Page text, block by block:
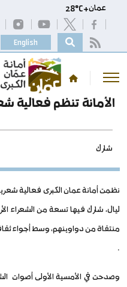
عمان+
28°C
English
الأمانة تنظم فعالية
شارك
نظمت أمانة عمان الكبرى فعالية
ليال، شارك فيها تسعة من الشعراء
منتقاة من دواوينهم، وسط أجواء
.
وصدحت في الأمسية الأولى أصوات